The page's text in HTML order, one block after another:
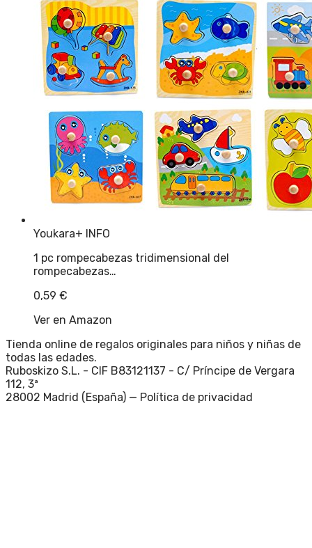
Youkara+ INFO
1 pc rompecabezas tridimensional del
rompecabezas…
0,59 €
Ver en Amazon
Tienda online de regalos originales para niños y niñas de
todas las edades.
Ruboskizo S.L. - CIF B83121137 - C/ Príncipe de Vergara
112, 3ª
28002 Madrid (España) — Política de privacidad